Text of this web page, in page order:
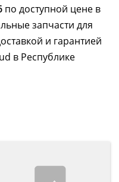
по доступной цене в
запчасти для
и гарантией
в Республике